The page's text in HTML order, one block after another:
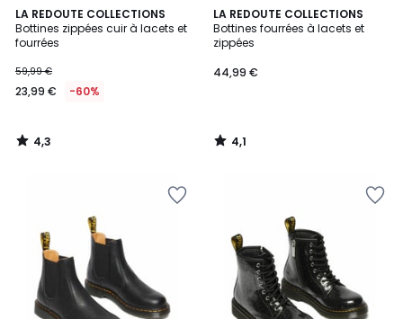
LA REDOUTE COLLECTIONS
Bottines zippées cuir à lacets et
fourrées
59,99 €
23,99 € -60%
4,3
/ 5
4,3
/
LA REDOUTE COLLECTIONS
Bottines fourrées à lacets et
zippées
44,99 €
4,1
/ 5
4,1
/